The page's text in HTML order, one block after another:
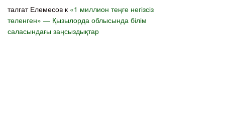
талгат Елемесов к «1 миллион теңге негізсіз
төленген» — Қызылорда облысында білім
саласындағы заңсыздықтар